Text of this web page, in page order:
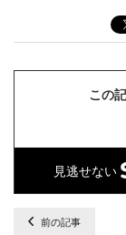
この
見逃せない
前の記事